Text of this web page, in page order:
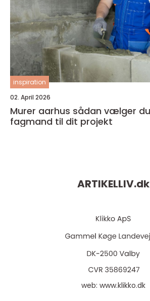
inspiration
02. April 2026
Murer aarhus sådan vælger du den rette
fagmand til dit projekt
ARTIKELLIV.dk
web: www.klikko.dk